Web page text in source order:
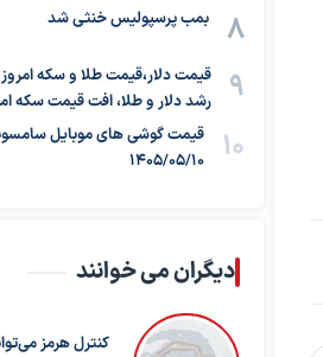
بمب پرسپولیس خنثی شد
رشد دلار و طلا، افت قیمت سکه
قیمت گوشی های موبایل
1405/05/10
دیگران می خوانند
کنترل هرمز